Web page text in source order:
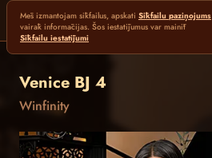
Venice BJ 4
Winfinity
Mēs izmantojam sīkfailus, apskati Sīkfailu paziņojums
vairāk informācijas. Šos iestatījumus var mainīt
Sīkfailu iestatījumi